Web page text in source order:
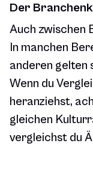
Der
Auch zwischen
In manchen
anderen gelten
Wenn du
heranziehst,
gleichen
vergleichst du